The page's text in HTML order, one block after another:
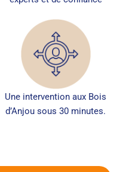
Une intervention aux Bois
d’Anjou sous 30 minutes.